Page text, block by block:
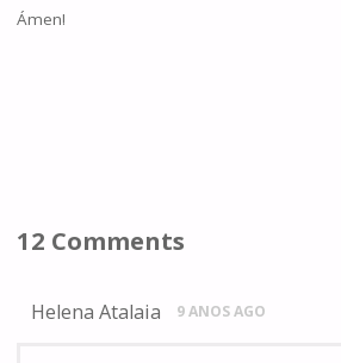
Ámen!
12 Comments
Helena Atalaia 9 ANOS AGO